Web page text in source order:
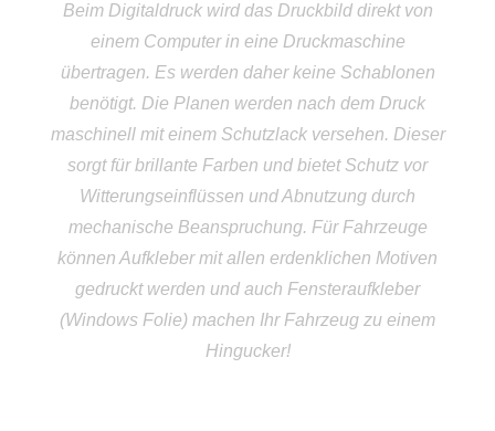
Beim Digitaldruck wird das Druckbild direkt von
einem Computer in eine Druckmaschine
übertragen. Es werden daher keine Schablonen
benötigt. Die Planen werden nach dem Druck
maschinell mit einem Schutzlack versehen. Dieser
sorgt für brillante Farben und bietet Schutz vor
Witterungseinflüssen und Abnutzung durch
mechanische Beanspruchung. Für Fahrzeuge
können Aufkleber mit allen erdenklichen Motiven
gedruckt werden und auch Fensteraufkleber
(Windows Folie) machen Ihr Fahrzeug zu einem
Hingucker!